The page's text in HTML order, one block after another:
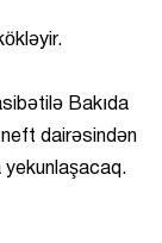
Bakıda
dairəsindən
yekunlaşacaq.